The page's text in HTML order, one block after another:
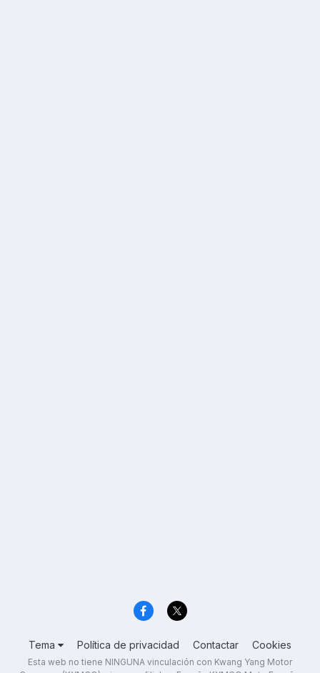
Tema Política de privacidad Contactar Cookies
Esta web no tiene NINGUNA vinculación con Kwang Yang Motor